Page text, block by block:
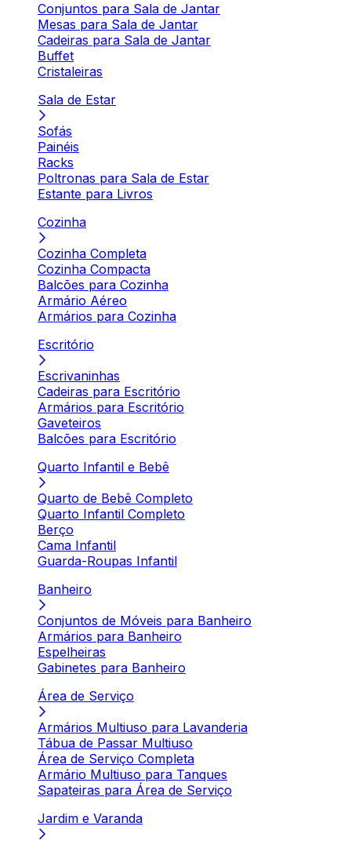
Conjuntos para Sala de Jantar
Mesas para Sala de Jantar
Cadeiras para Sala de Jantar
Buffet
Cristaleiras
Sala de Estar
Sofás
Painéis
Racks
Poltronas para Sala de Estar
Estante para Livros
Cozinha
Cozinha Completa
Cozinha Compacta
Balcões para Cozinha
Armário Aéreo
Armários para Cozinha
Escritório
Escrivaninhas
Cadeiras para Escritório
Armários para Escritório
Gaveteiros
Balcões para Escritório
Quarto Infantil e Bebê
Quarto de Bebê Completo
Quarto Infantil Completo
Berço
Cama Infantil
Guarda-Roupas Infantil
Banheiro
Conjuntos de Móveis para Banheiro
Armários para Banheiro
Espelheiras
Gabinetes para Banheiro
Área de Serviço
Armários Multiuso para Lavanderia
Tábua de Passar Multiuso
Área de Serviço Completa
Armário Multiuso para Tanques
Sapateiras para Área de Serviço
Jardim e Varanda